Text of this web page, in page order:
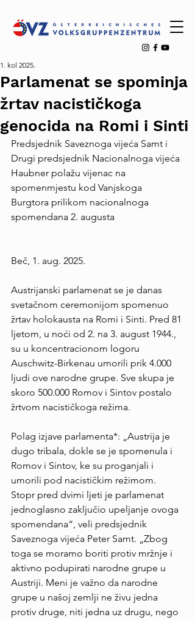
Parlamenat se spominja
žrtav nacističkoga
genocida na Romi i Sinti
1. kol 2025.
Predsjednik Saveznoga vijeća Samt i
Drugi predsjednik Nacionalnoga vijeća
Haubner polažu vijenac na
spomenmjestu kod Vanjskoga
Burgtora prilikom nacionalnoga
spomendana 2. augusta
Beč, 1. aug. 2025.
Austrijanski parlamenat se je danas
svetačnom ceremonijom spomenuo
žrtav holokausta na Romi i Sinti. Pred 81
ljetom, u noći od 2. na 3. august 1944.,
su u koncentracionom logoru
Auschwitz-Birkenau umorili prik 4.000
ljudi ove narodne grupe. Sve skupa je
skoro 500.000 Romov i Sintov postalo
žrtvom nacističkoga režima.
Polag izjave parlamenta*: „Austrija je
dugo tribala, dokle se je spomenula i
Romov i Sintov, ke su proganjali i
umorili pod nacističkim režimom.
Stopr pred dvimi ljeti je parlamenat
jednoglasno zaključio upeljanje ovoga
spomendana“, veli predsjednik
Saveznoga vijeća Peter Samt. „Zbog
toga se moramo boriti protiv mržnje i
aktivno podupirati narodne grupe u
Austriji. Meni je važno da narodne
grupe u našoj zemlji ne živu jedna
protiv druge, niti jedna uz drugu, nego